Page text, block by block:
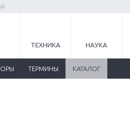
ТЕХНИКА НАУКА
ТЕРМИНЫ КАТАЛОГ